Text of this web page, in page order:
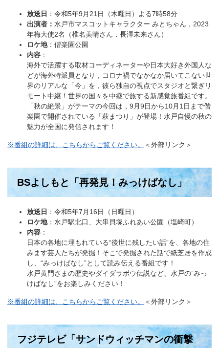
放送日 ：令和5年9月21日（木曜日）よる7時58分
出演者： 水戸市マスコットキャラクター みとちゃん，2023
年梅大使2名（椎名美晴さん，長澤未来さん）
ロケ地：偕楽園公園
内容 ：
​海外で活躍する取材コーディネーターや日本大好き外国人な
どが海外特派員となり，コロナ禍でなかなか届いてこない世
界のリアルな「今」を，彼ら独自の視点でスタジオと繋ぎリ
モート中継！世界の国々を中継で旅する新感覚旅番組です。
「秋の絶景」がテーマの今回は，9月9日から10月1日まで偕
楽園で開催されている「萩まつり」が登場！水戸自慢の秋の
魅力が全国に発信されます！
※番組の詳細は、こちらからご覧ください。 ＜外部リンク＞
BSよしもと「再発見！みっけばなし」
放送日 ：令和5年7月16日（日曜日）
ロケ地：水戸駅北口、大串貝塚ふれあい公園（塩崎町）
内容 ：
日本の各地に埋もれている“後世に残したい話”を、各地の住
みます芸人たちが発掘！そこで発掘された話で紙芝居を作成
し、“みっけばなし”として読み伝える番組です！
水戸黄門さまの歴史やダイダラボウ伝説など、水戸の”みっ
けばなし”をお楽しみください！​
※番組の詳細は、こちらからご覧ください。 ＜外部リンク＞
フジテレビ「サンドウィッチマンの衝撃